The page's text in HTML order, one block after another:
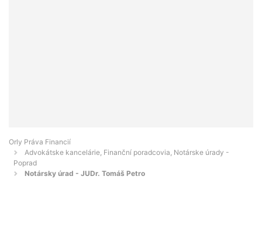
Orly Práva Financií
Advokátske kancelárie, Finanční poradcovia, Notárske úrady -
Poprad
Notársky úrad - JUDr. Tomáš Petro